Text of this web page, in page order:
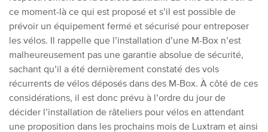
ce moment-là ce qui est proposé et s’il est possible de
prévoir un équipement fermé et sécurisé pour entreposer
les vélos. Il rappelle que l’installation d’une M-Box n’est
malheureusement pas une garantie absolue de sécurité,
sachant qu’il a été dernièrement constaté des vols
récurrents de vélos déposés dans des M-Box. À côté de ces
considérations, il est donc prévu à l’ordre du jour de
décider l’installation de râteliers pour vélos en attendant
une proposition dans les prochains mois de Luxtram et ainsi